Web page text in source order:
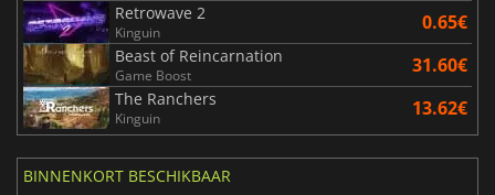
Retrowave 2
Kinguin 0.65€
Beast of Reincarnation
Game Boost 31.60€
The Ranchers
Kinguin 13.62€
BINNENKORT BESCHIKBAAR